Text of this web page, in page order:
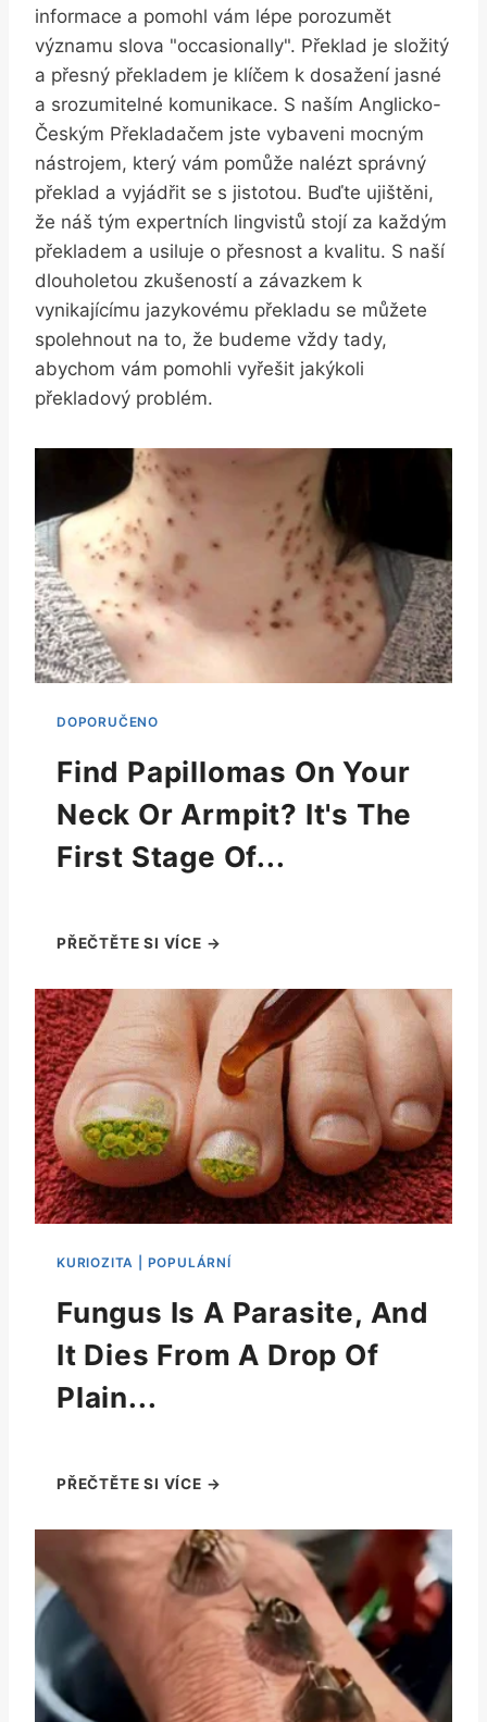
informace a pomohl vám lépe porozumět
významu slova "occasionally". Překlad je složitý
a přesný překladem je klíčem k dosažení jasné
a srozumitelné komunikace. S naším Anglicko-
Českým Překladačem jste vybaveni mocným
nástrojem, který vám pomůže nalézt správný
překlad a vyjádřit se s jistotou. Buďte ujištěni,
že náš tým expertních lingvistů stojí za každým
překladem a usiluje o přesnost a kvalitu. S naší
dlouholetou zkušeností a závazkem k
vynikajícímu jazykovému překladu se můžete
spolehnout na to, že budeme vždy tady,
abychom vám pomohli vyřešit jakýkoli
překladový problém.
Find Papillomas On Your
Neck Or Armpit? It's The
First Stage Of...
Fungus Is A Parasite, And
It Dies From A Drop Of
Plain...